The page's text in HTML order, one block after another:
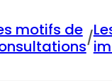
motifs de /